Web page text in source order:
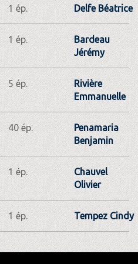
1 ép. Delfe Béatrice
1 ép.
Bardeau
Jérémy
5 ép.
Rivière
Emmanuelle
40 ép.
Penamaria
Benjamin
1 ép.
Chauvel
Olivier
1 ép. Tempez Cindy